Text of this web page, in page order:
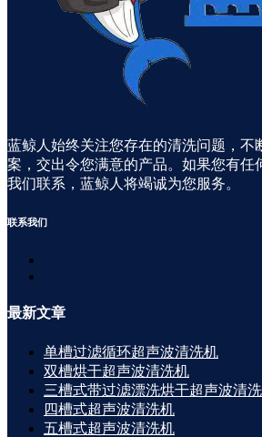
蓝鲸人始终关注您存在的清洗问题，不
案，交出令您满意的产品。如果您有任
我们联系，蓝鲸人将竭诚为您服务。
联系我们
最新文章
单槽过滤循环超声波清洗机
双槽烘干超声波清洗机
三槽式带过滤漂洗烘干超声波清
四槽式超声波清洗机
五槽式超声波清洗机